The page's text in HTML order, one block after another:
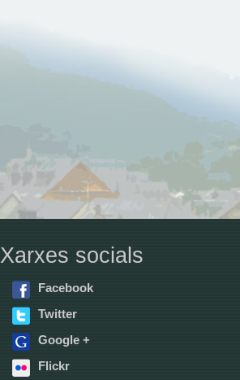
Xarxes socials
Facebook
Twitter
Google +
Flickr